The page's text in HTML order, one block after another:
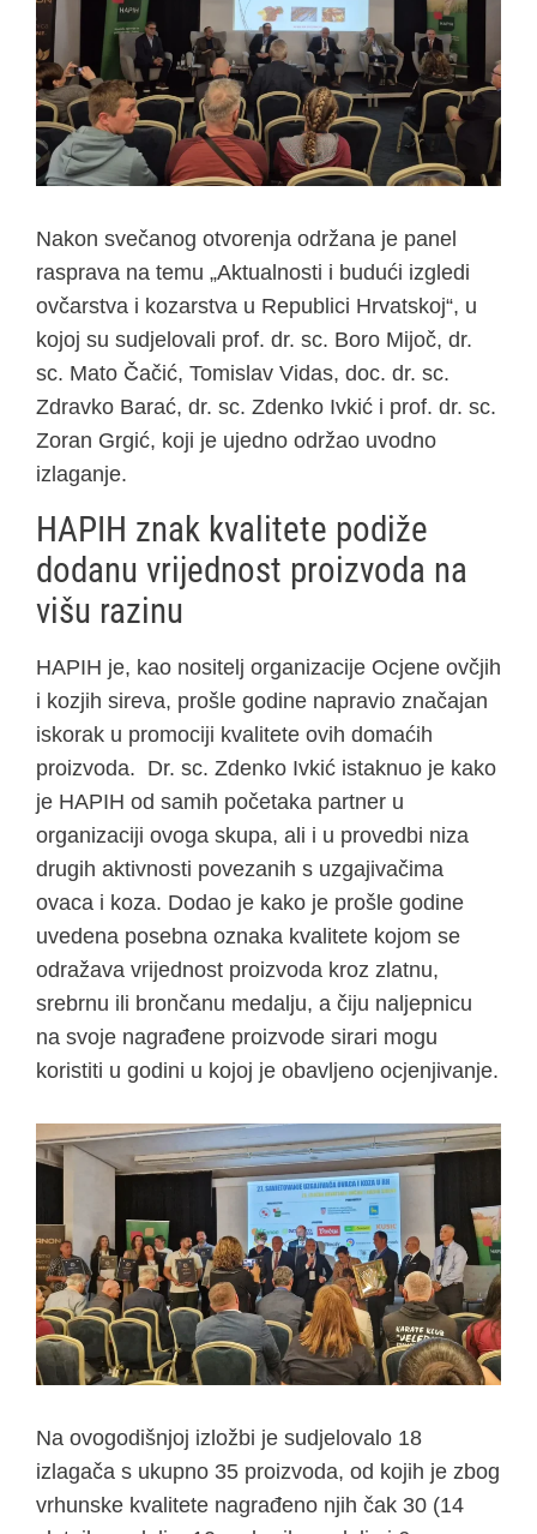
Nakon svečanog otvorenja održana je panel
rasprava na temu „Aktualnosti i budući izgledi
ovčarstva i kozarstva u Republici Hrvatskoj“, u
kojoj su sudjelovali prof. dr. sc. Boro Mijoč, dr.
sc. Mato Čačić, Tomislav Vidas, doc. dr. sc.
Zdravko Barać, dr. sc. Zdenko Ivkić i prof. dr. sc.
Zoran Grgić, koji je ujedno održao uvodno
izlaganje.
HAPIH znak kvalitete podiže
dodanu vrijednost proizvoda na
višu razinu
HAPIH je, kao nositelj organizacije Ocjene ovčjih
i kozjih sireva, prošle godine napravio značajan
iskorak u promociji kvalitete ovih domaćih
proizvoda. Dr. sc. Zdenko Ivkić istaknuo je kako
je HAPIH od samih početaka partner u
organizaciji ovoga skupa, ali i u provedbi niza
drugih aktivnosti povezanih s uzgajivačima
ovaca i koza. Dodao je kako je prošle godine
uvedena posebna oznaka kvalitete kojom se
odražava vrijednost proizvoda kroz zlatnu,
srebrnu ili brončanu medalju, a čiju naljepnicu
na svoje nagrađene proizvode sirari mogu
koristiti u godini u kojoj je obavljeno ocjenjivanje.
Na ovogodišnjoj izložbi je sudjelovalo 18
izlagača s ukupno 35 proizvoda, od kojih je zbog
vrhunske kvalitete nagrađeno njih čak 30 (14